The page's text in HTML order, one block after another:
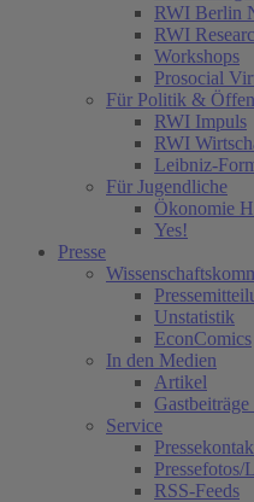
RWI Berlin
RWI
Workshops
Prosocial
Für Politik &
RWI Impuls
RWI
Leibniz-
Für Jugendliche
Ökonomie
Yes!
Presse
Unstatistik
EconComics
In den Medien
Artikel
Service
Pressefotos/
RSS-Feeds